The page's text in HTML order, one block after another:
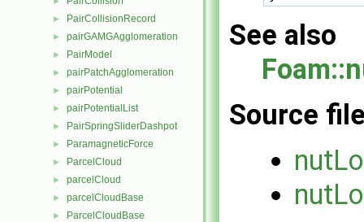
► PairCollisionRecord
► pairGAMGAgglomeration
► PairModel
► pairPatchAgglomeration
► pairPotential
► pairPotentialList
► PairSpringSliderDashpot
► ParamagneticForce
► ParcelCloud
► parcelCloud
► parcelCloudBase
► ParcelCloudBase
See also
Source